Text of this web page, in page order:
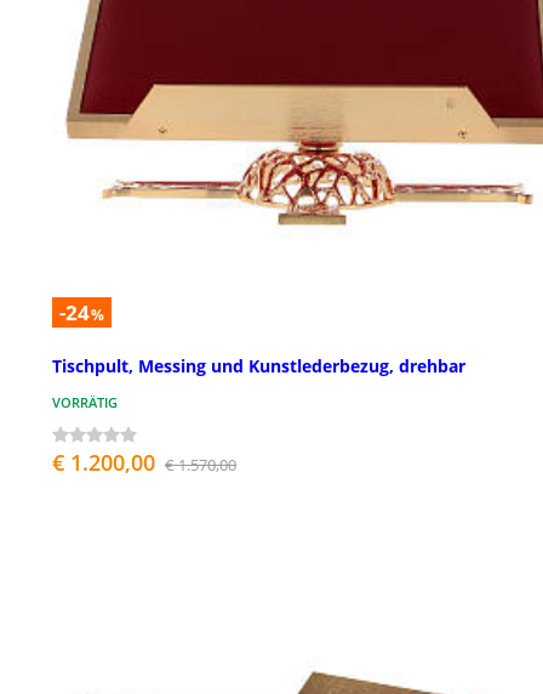
-24%
Tischpult, Messing und Kunstlederbezug, drehbar
VORRÄTIG
€ 1.200,00 € 1.570,00